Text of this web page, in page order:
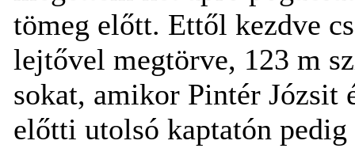
tömeg előtt. Ettől kezdve
lejtővel megtörve, 123 m
sokat, amikor Pintér Józsit
előtti utolsó kaptatón